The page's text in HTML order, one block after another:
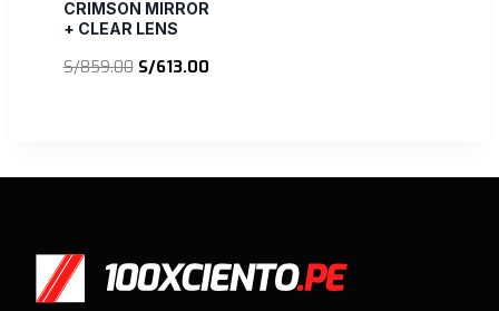
CRIMSON MIRROR
+ CLEAR LENS
S/859.00 El
S/613.00El